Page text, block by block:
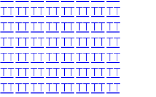
TTTTTTTTTTTTTTTT
TTTTTTTTTTTTTTTT
TTTTTTTTTTTTTTTT
TTTTTTTTTTTTTTTT
TTTTTTTTTTTTTTTT
TTTTTTTTTTTTTTTT